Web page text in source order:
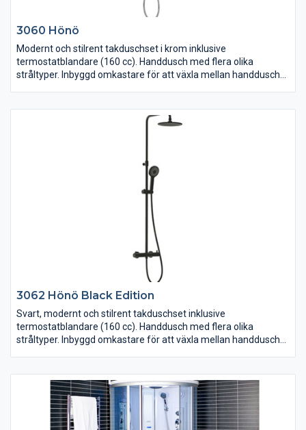
3060 Hönö
Modernt och stilrent takduschset i krom inklusive
termostatblandare (160 cc). Handdusch med flera olika
stråltyper. Inbyggd omkastare för att växla mellan handdusch
mm). Monteras på blandarfästen med dold rördragning.
3062 Hönö Black Edition
Svart, modernt och stilrent takduschset inklusive
termostatblandare (160 cc). Handdusch med flera olika
stråltyper. Inbyggd omkastare för att växla mellan handdusch
mm). Monteras på blandarfästen med dold rördragning.